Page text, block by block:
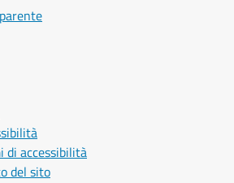
di accessibilità
del sito